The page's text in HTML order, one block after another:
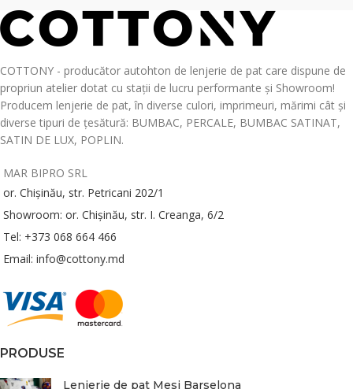
COTTONY - producător autohton de lenjerie de pat care dispune de
propriun atelier dotat cu stații de lucru performante și Showroom!
Producem lenjerie de pat, în diverse culori, imprimeuri, mărimi cât și
diverse tipuri de țesătură: BUMBAC, PERCALE, BUMBAC SATINAT,
SATIN DE LUX, POPLIN.
MAR BIPRO SRL
or. Chișinău, str. Petricani 202/1
Showroom: or. Chișinău, str. I. Creanga, 6/2
Tel: +373 068 664 466
Email: info@cottony.md
PRODUSE
Lenjerie de pat Mesi Barselona